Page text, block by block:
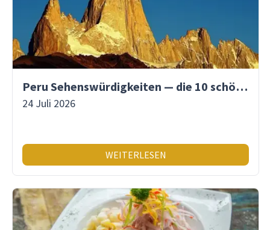
Peru Sehenswürdigkeiten — die 10 schönsten Orte
24 Juli 2026
WEITERLESEN